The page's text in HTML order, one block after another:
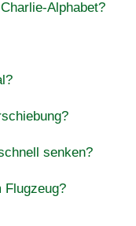
Alphabet?
senken?
Flugzeug?